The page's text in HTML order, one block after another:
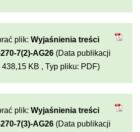
plik: Wyjaśnienia treści
7(2)-AG26 (Data publikacji
KB , Typ pliku: PDF)
plik: Wyjaśnienia treści
7(3)-AG26 (Data publikacji